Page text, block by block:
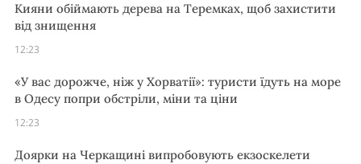
Кияни обіймають дерева на Теремках, щоб захистити
від знищення
12:23
«У вас дорожче, ніж у Хорватії»: туристи їдуть на море
в Одесу попри обстріли, міни та ціни
12:23
Доярки на Черкащині випробовують екзоскелети